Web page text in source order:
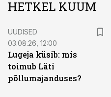
HETKEL KUUM
UUDISED
03.08.26, 12:00
Lugeja küsib: mis
toimub Läti
põllumajanduses?